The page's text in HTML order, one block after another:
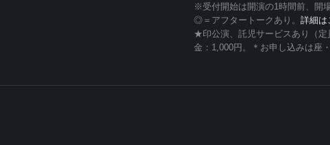
※受付開始は開演の1時間前、開
◎＝アフタートークあり。 詳細は
★印公演、託児サービスあり（定
金：1,000円。＊お申し込みは座